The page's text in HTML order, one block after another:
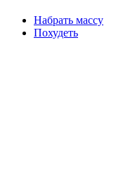
Набрать массу
Похудеть